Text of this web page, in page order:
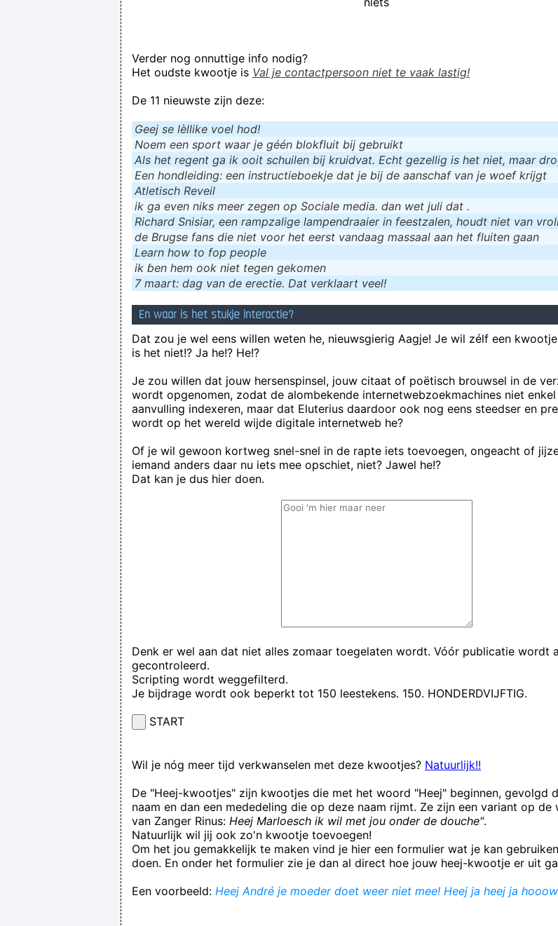
Verder nog onnuttige info nodig?
Het oudste kwootje is Val je contactpersoon niet te vaak lastig!
De 11 nieuwste zijn deze:
Geej se lèllike voel hod!
Noem een sport waar je géén blokfluit bij gebruikt
Als het regent ga ik ooit schuilen bij kruidvat. Echt gezellig is het niet, maar
Een hondleiding: een instructieboekje dat je bij de aanschaf van je woef krijgt
Atletisch Reveil
ik ga even niks meer zegen op Sociale media. dan wet juli dat .
Richard Snisiar, een rampzalige lampendraaier in feestzalen, houdt niet van
de Brugse fans die niet voor het eerst vandaag massaal aan het fluiten gaan
Learn how to fop people
ik ɓen hem ook niet tegen gekomen
7 maart: dag van de erectie. Dat verklaart veel!
En waar is het stukje interactie?
Dat zou je wel eens willen weten he, nieuwsgierig Aagje! Je wil zélf een
is het niet!? Ja he!? He!?
Je zou willen dat jouw hersenspinsel, jouw citaat of poëtisch brouwsel in de
wordt opgenomen, zodat de alombekende internetwebzoekmachines niet
aanvulling indexeren, maar dat Eluterius daardoor ook nog eens steedser en
wordt op het wereld wijde digitale internetweb he?
Of je wil gewoon kortweg snel-snel in de rapte iets toevoegen, ongeacht of
iemand anders daar nu iets mee opschiet, niet? Jawel he!?
Dat kan je dus hier doen.
Denk er wel aan dat niet alles zomaar toegelaten wordt. Vóór publicatie wordt
gecontroleerd.
Scripting wordt weggefilterd.
Je bijdrage wordt ook beperkt tot 150 leestekens. 150. HONDERDVIJFTIG.
START
Wil je nóg meer tijd verkwanselen met deze kwootjes? Natuurlijk!!
De "Heej-kwootjes" zijn kwootjes die met het woord "Heej" beginnen, gevolgd
naam en dan een mededeling die op deze naam rijmt. Ze zijn een variant op de
van Zanger Rinus: Heej Marloesch ik wil met jou onder de douche".
Natuurlijk wil jij ook zo'n kwootje toevoegen!
Om het jou gemakkelijk te maken vind je hier een formulier wat je kan
doen. En onder het formulier zie je dan al direct hoe jouw heej-kwootje er uit
Een voorbeeld: Heej André je moeder doet weer niet mee! Heej ja heej ja